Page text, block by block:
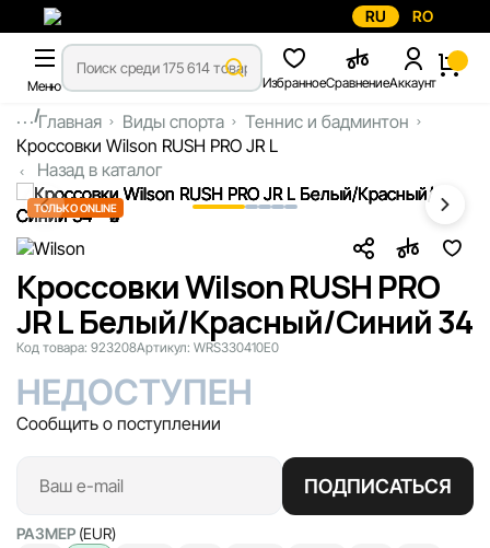
RU RO
Меню ИзбранноеСравнениеАккаунт
...Главная Виды спорта
Теннис и бадминтон
Кроссовки Wilson RUSH PRO JR L
Назад в каталог
ТОЛЬКО ONLINE
Кроссовки Wilson RUSH PRO
JR L Белый/Красный/Синий 34
Код товара: 923208Артикул: WRS330410E0
НЕДОСТУПЕН
Сообщить о поступлении
ПОДПИСАТЬСЯ
РАЗМЕР (EUR)